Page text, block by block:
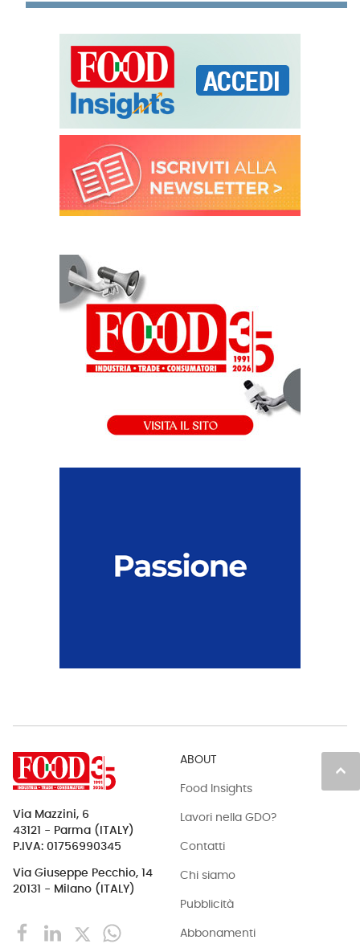
keyboard_arrow_up
Via Mazzini, 6
43121 - Parma (ITALY)
P.IVA: 01756990345
Via Giuseppe Pecchio, 14
20131 - Milano (ITALY)
ABOUT
Food Insights
Lavori nella GDO?
Contatti
Chi siamo
Pubblicità
Abbonamenti